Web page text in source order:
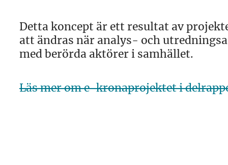
Detta koncept är ett resultat av
att ändras när analys- och
med berörda aktörer i samhället.
Läs mer om e-kronaprojektet i